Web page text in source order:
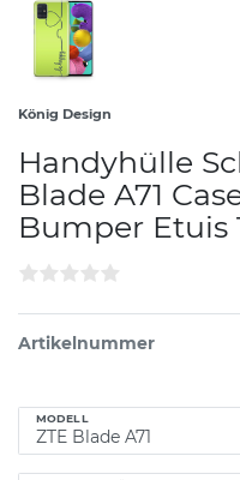
König Design
Handyhülle
Blade A71
Bumper Etuis
Artikelnummer
MODELL